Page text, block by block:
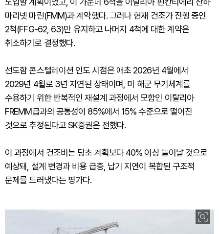
마리넷 마린(FMM)과 계약했다. 그러나 현재 건조가 진행 중인
2척(FFG-62, 63)만 유지하고 나머지 4척에 대한 계약은
취소하기로 결정했다.
선도함 콘스텔레이션 인도 시점은 애초 2026년 4월에서
2029년 4월로 3년 지연된 상태이며, 미 해군 무기체계를
수용하기 위한 반복적인 재설계 과정에서 모함인 이탈리아
FREMM급과의 공통성이 85%에서 15% 수준으로 떨어진
것으로 추정된다고 SK증권은 전했다.
이 과정에서 건조비는 당초 계획보다 40% 이상 늘어날 것으로
예상돼, 설계 변경과 비용 급증, 납기 지연이 복합된 구조적
문제를 드러냈다는 평가다.